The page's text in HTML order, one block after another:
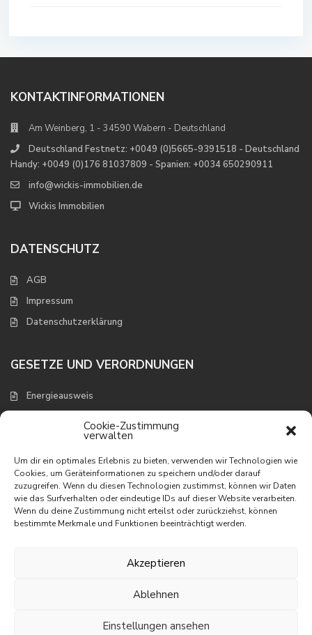
Cookie-Zustimmung
verwalten
Um dir ein optimales Erlebnis zu bieten, verwenden wir Technologien wie
Cookies, um Geräteinformationen zu speichern und/oder darauf
zuzugreifen. Wenn du diesen Technologien zustimmst, können wir Daten
wie das Surfverhalten oder eindeutige IDs auf dieser Website verarbeiten.
Wenn du deine Zustimmung nicht erteilst oder zurückziehst, können
bestimmte Merkmale und Funktionen beeinträchtigt werden.
Akzeptieren
Ablehnen
Einstellungen ansehen
KONTAKTINFORMATIONEN
Am Weinberg, 1 - 34590 Wabern - Deutschland
Deutschland Festnetz: +0049 (0)5665-9391518 - Deutschland
Handy: +0049 (0)176 81037809 - Spanien: +0034 650290911
info@wickis-immobilien.de
Wickis Immobilien
DATENSCHUTZ
AGB
Impressum
Datenschutzerklärung
GESETZE UND VERORDNUNGEN
Energieausweis
NEUESTE EIGENSCHAFTEN
Appartement mit wunderbarem
Meerbli...
195.000 €
465.000 €